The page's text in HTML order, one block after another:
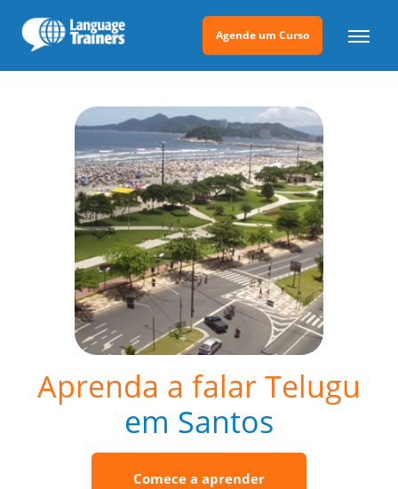
Agende um Curso
Aprenda a falar Telugu
em Santos
Comece a aprender